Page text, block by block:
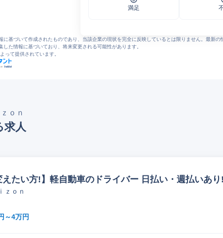
products/ja/products/stitchers/psp610/psp610_j.html
レーター QC-S1200｜製品情報｜製本機器関連製品の総合メーカー｜Horizon/ホリ
ja/topicas/2025/topicas_20250418.pdf
満足
に基づいて作成されたものであり、当該企業の現状を完全に反映しているとは限りません。最新
した情報に基づいており、将来変更される可能性があります。
って提供されています。
ｏｎ
求人
たい方!】軽自動車のドライバー 日払い・週払いあ
ｚｏｎ
～4万円